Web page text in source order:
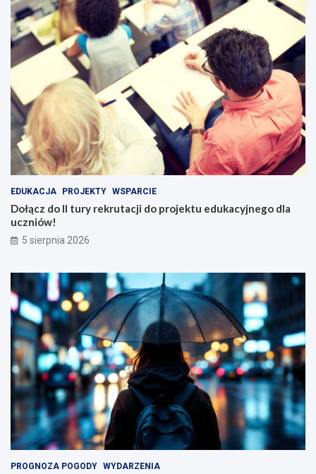
EDUKACJA PROJEKTY WSPARCIE
Dołącz do II tury rekrutacji do projektu edukacyjnego dla
uczniów!
5 sierpnia 2026
PROGNOZA POGODY WYDARZENIA